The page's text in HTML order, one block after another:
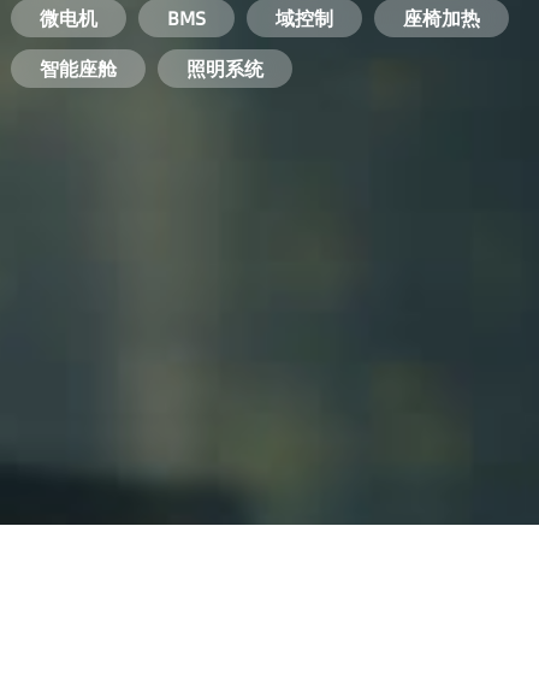
微电机 BMS 域控制
座椅加热
智能座舱
照明系统
电池管理系统
储能逆变器
工业电焊机 变频器
电机驱动
安防摄像头
开关电源 手机充电器
服务器电源
PC电源
电脑 手机 基站 机顶盒
智能农业 智能医疗
智能交通
智能家居